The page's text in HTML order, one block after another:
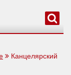
Канцелярский